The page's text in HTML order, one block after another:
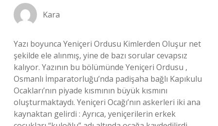
Kara
Yazı boyunca Yeniçeri Ordusu Kimlerden Oluşur net
şekilde ele alınmış, yine de bazı sorular cevapsız
kalıyor. Yazının bu bölümünde Yeniçeri Ordusu ,
Osmanlı İmparatorluğu’nda padişaha bağlı Kapıkulu
Ocakları’nın piyade kısmının büyük kısmını
oluşturmaktaydı. Yeniçeri Ocağı’nın askerleri iki ana
kaynaktan gelirdi : Ayrıca, yeniçerilerin erkek